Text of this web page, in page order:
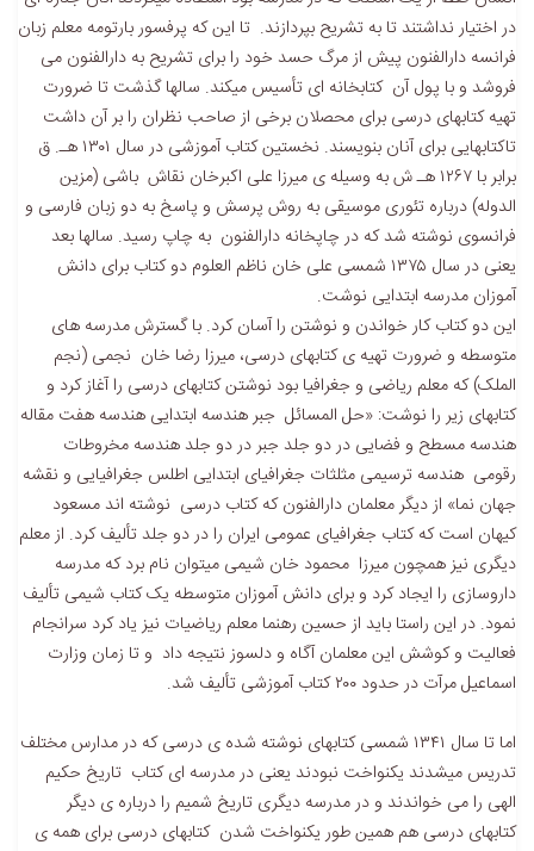
در اختیار نداشتند تا به تشریح بپردازند. تا این که پرفسور بارتومه معلم زبان
فرانسه دارالفنون پیش از مرگ حسد خود را برای تشریح به دارالفنون می
فروشد و با پول آن کتابخانه ای تأسیس میکند. سالها گذشت تا ضرورت
تهیه کتابهای درسی برای محصلان برخی از صاحب نظران را بر آن داشت
تاکتابهایی برای آنان بنویسند. نخستین کتاب آموزشی در سال ۱۳۰۱ هـ. ق
برابر با ۱۲۶۷ هـ ش به وسیله ی میرزا علی اکبرخان نقاش باشی (مزین
الدوله) درباره تئوری موسیقی به روش پرسش و پاسخ به دو زبان فارسی و
فرانسوی نوشته شد که در چاپخانه دارالفنون به چاپ رسید. سالها بعد
یعنی در سال ۱۳۷۵ شمسی علی خان ناظم العلوم دو کتاب برای دانش
آموزان مدرسه ابتدایی نوشت.
این دو کتاب کار خواندن و نوشتن را آسان کرد. با گسترش مدرسه های
متوسطه و ضرورت تهیه ی کتابهای درسی، میرزا رضا خان نجمی (نجم
الملک) که معلم ریاضی و جغرافیا بود نوشتن کتابهای درسی را آغاز کرد و
کتابهای زیر را نوشت: «حل المسائل جبر هندسه ابتدایی هندسه هفت مقاله
هندسه مسطح و فضایی در دو جلد جبر در دو جلد هندسه مخروطات
رقومی هندسه ترسیمی مثلثات جغرافیای ابتدایی اطلس جغرافیایی و نقشه
جهان نما» از دیگر معلمان دارالفنون که کتاب درسی نوشته اند مسعود
کیهان است که کتاب جغرافیای عمومی ایران را در دو جلد تألیف کرد. از معلم
دیگری نیز همچون میرزا محمود خان شیمی میتوان نام برد که مدرسه
داروسازی را ایجاد کرد و برای دانش آموزان متوسطه یک کتاب شیمی تألیف
نمود. در این راستا باید از حسین رهنما معلم ریاضیات نیز یاد کرد سرانجام
فعالیت و کوشش این معلمان آگاه و دلسوز نتیجه داد و تا زمان وزارت
اسماعیل مرآت در حدود ۲۰۰ کتاب آموزشی تألیف شد.
اما تا سال ۱۳۴۱ شمسی کتابهای نوشته شده ی درسی که در مدارس مختلف
تدریس میشدند یکنواخت نبودند یعنی در مدرسه ای کتاب تاریخ حکیم
الهی را می خواندند و در مدرسه دیگری تاریخ شمیم را درباره ی دیگر
کتابهای درسی هم همین طور یکنواخت شدن کتابهای درسی برای همه ی